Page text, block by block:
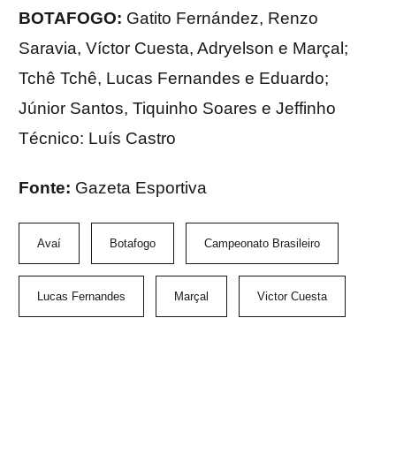
BOTAFOGO: Gatito Fernández, Renzo
Saravia, Víctor Cuesta, Adryelson e Marçal;
Tchê Tchê, Lucas Fernandes e Eduardo;
Júnior Santos, Tiquinho Soares e Jeffinho
Técnico: Luís Castro
Fonte: Gazeta Esportiva
Avaí Botafogo Campeonato Brasileiro
Lucas Fernandes Marçal Victor Cuesta